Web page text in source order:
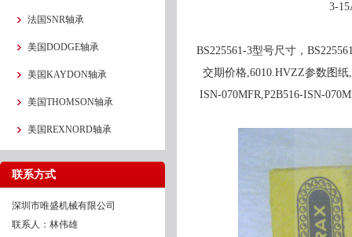
法国SNR轴承
美国DODGE轴承
美国KAYDON轴承
美国THOMSON轴承
美国REXNORD轴承
联系方式
深圳市唯盛机械有限公司
联系人：林伟雄
3-
BS225561-3型号尺寸，
交期价格,6010.HVZZ参数图纸
ISN-070MFR,P2B516-ISN-